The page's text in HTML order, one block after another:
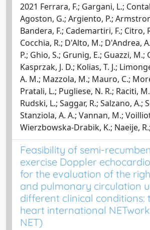
2021 Ferrara, F.; Gargani, L.;
Agoston, G.; Argiento, P.;
Bandera, F.; Cademartiri, F.; Citro,
Cocchia, R.; D'Alto, M.; D'Andrea,
P.; Ghio, S.; Grunig, E.; Guazzi, M.;
Kasprzak, J. D.; Kolias, T. J.;
A. M.; Mazzola, M.; Mauro, C.;
Pratali, L.; Pugliese, N. R.; Raciti,
Rudski, L.; Saggar, R.; Salzano, A.;
Stanziola, A. A.; Vannan, M.;
Wierzbowska-Drabik, K.; Naeije,
Feasibility of semi-
exercise Doppler
for the evaluation of the
and pulmonary circulation
different clinical conditions:
heart international
NET)